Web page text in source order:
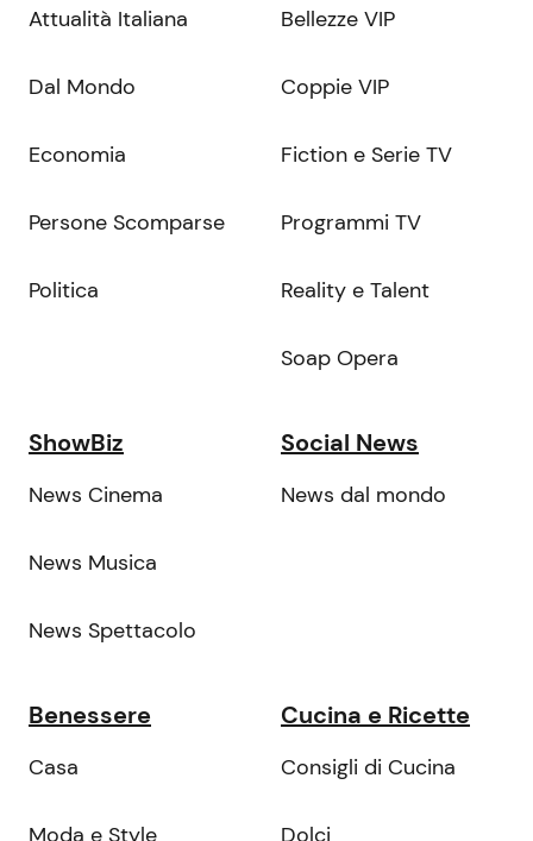
Attualità Italiana
Dal Mondo
Economia
Persone Scomparse
Politica
Bellezze VIP
Coppie VIP
Fiction e Serie TV
Programmi TV
Reality e Talent
Soap Opera
ShowBiz
News Cinema
News Musica
News Spettacolo
Social News
News dal mondo
Benessere
Casa
Cucina e Ricette
Consigli di Cucina